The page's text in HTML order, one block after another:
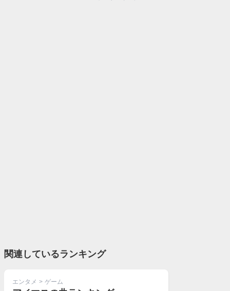
関連しているランキング
エンタメ > ゲーム